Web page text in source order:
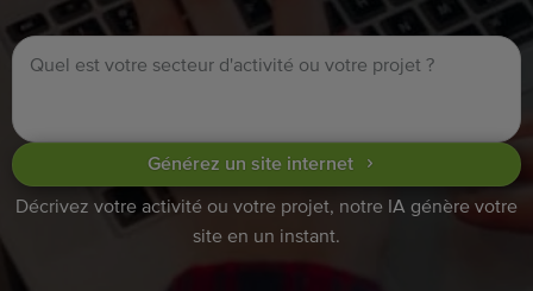
Générez un site internet
Décrivez votre activité ou votre projet, notre IA génère votre
site en un instant.